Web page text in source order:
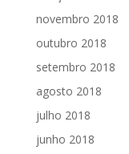
novembro 2018
outubro 2018
setembro 2018
agosto 2018
julho 2018
junho 2018